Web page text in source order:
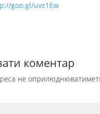
goo.gl/uvz1Ew
коментар
не